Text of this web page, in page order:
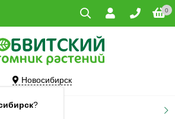
0
Новосибирск
?